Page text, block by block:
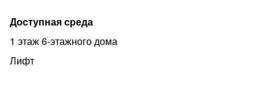
Доступная среда
1 этаж 6-этажного дома
Лифт